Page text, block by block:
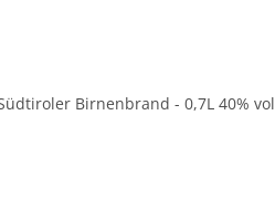
Birnenbrand - 0,7L 40% vol
5 von 5 Sternen